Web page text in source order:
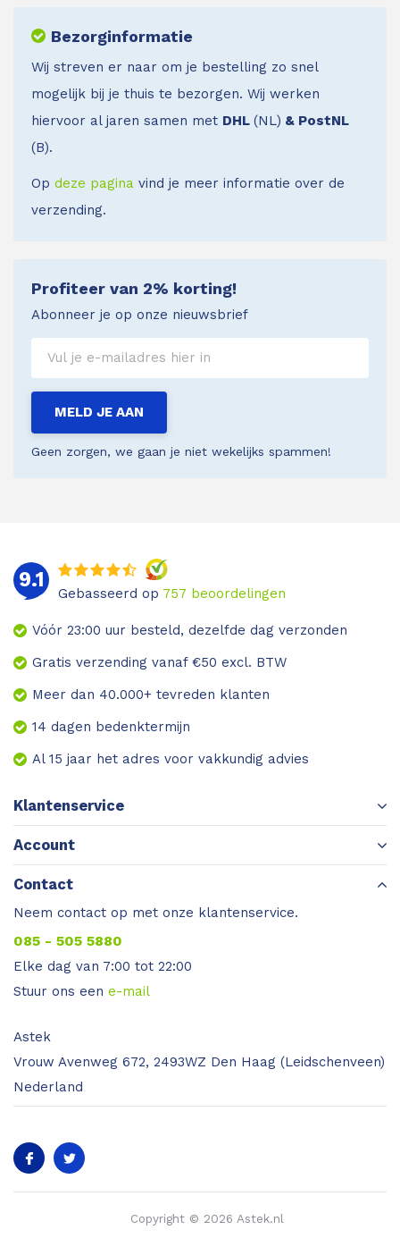
Bezorginformatie
Wij streven er naar om je bestelling zo snel
mogelijk bij je thuis te bezorgen. Wij werken
hiervoor al jaren samen met DHL (NL) & PostNL
(B).
Op deze pagina vind je meer informatie over de
verzending.
Profiteer van 2% korting!
Abonneer je op onze nieuwsbrief
Geen zorgen, we gaan je niet wekelijks spammen!
MELD JE AAN
9.1
Gebasseerd op 757 beoordelingen
Vóór 23:00 uur besteld, dezelfde dag verzonden
Gratis verzending vanaf €50 excl. BTW
Meer dan 40.000+ tevreden klanten
14 dagen bedenktermijn
Al 15 jaar het adres voor vakkundig advies
Klantenservice
Account
Contact
Neem contact op met onze klantenservice.
085 - 505 5880
Elke dag van 7:00 tot 22:00
Stuur ons een e-mail
Astek
Vrouw Avenweg 672, 2493WZ Den Haag (Leidschenveen)
Nederland
Copyright © 2026 Astek.nl